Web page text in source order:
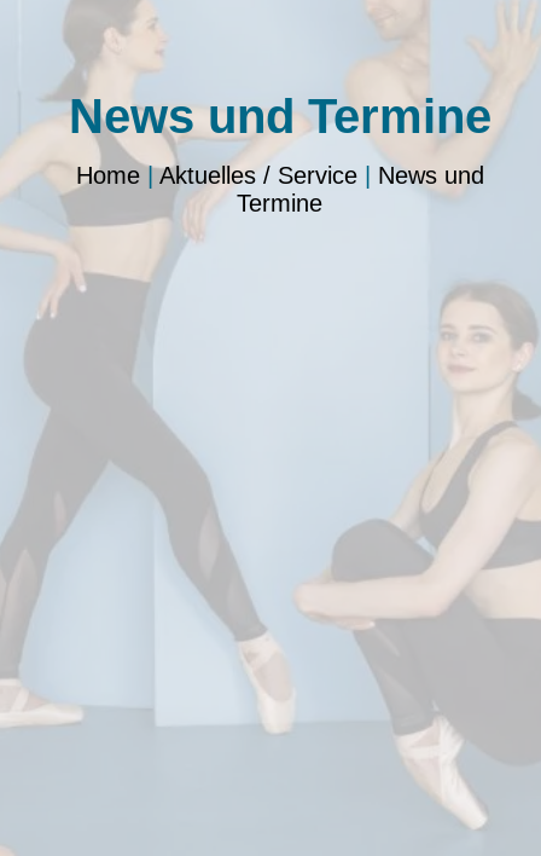
News und Termine
Home|Aktuelles / Service| News und
Termine